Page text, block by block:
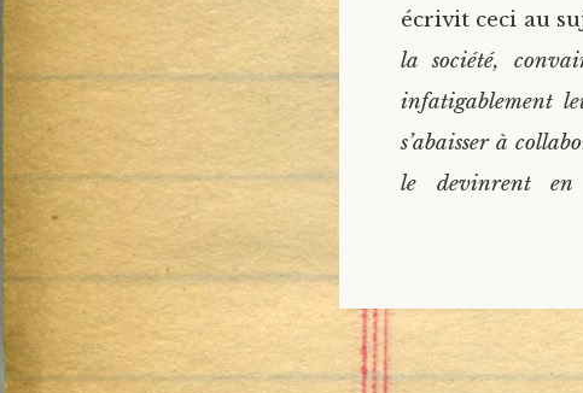
écrivit ceci au
la société,
infatigablement
s’abaisser à
le devinrent